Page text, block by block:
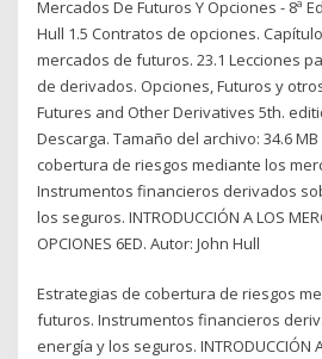
Mercados De Futuros Y Opciones - 8ª
Hull 1.5 Contratos de opciones.
mercados de futuros. 23.1 Lecciones
de derivados. Opciones, Futuros y
Futures and Other Derivatives 5th.
Descarga. Tamaño del archivo: 34.6
cobertura de riesgos mediante los
Instrumentos financieros derivados
los seguros. INTRODUCCIÓN A LOS
OPCIONES 6ED. Autor: John Hull
Estrategias de cobertura de riesgos
futuros. Instrumentos financieros
energía y los seguros. INTRODUCCIÓN